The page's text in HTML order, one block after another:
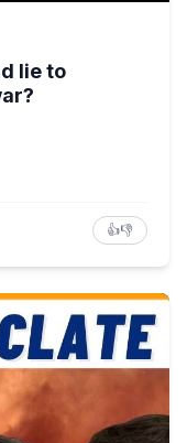
lie to
👍👎
le pouvoir devient